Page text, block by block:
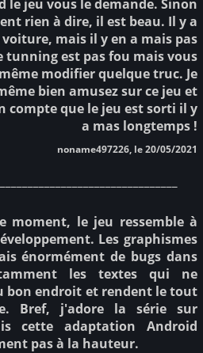
le jeu vous le demande. Sinon
rien à dire, il est beau. Il y a
voiture, mais il y en a mais pas
tunning est pas fou mais vous
modifier quelque truc. Je
bien amusez sur ce jeu et
compte que le jeu est sorti il y
a mas longtemps !
noname497226, le 20/05/2021
moment, le jeu ressemble à
Les graphismes
énormément de bugs dans
les textes qui ne
bon endroit et rendent le tout
Bref, j'adore la série sur
cette adaptation Android
pas à la hauteur.